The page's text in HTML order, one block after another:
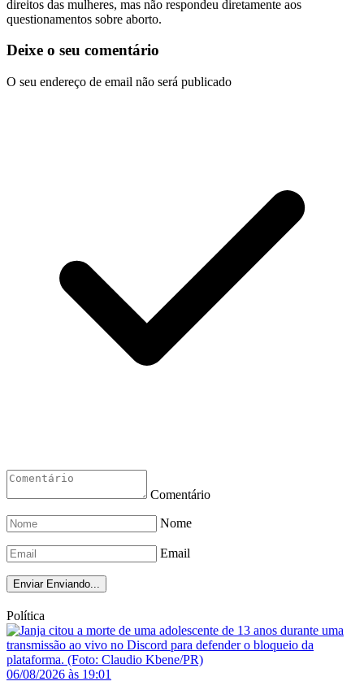
direitos das mulheres, mas não respondeu diretamente aos
questionamentos sobre aborto.
Deixe o seu comentário
O seu endereço de email não será publicado
Comentário
Nome
Email
Enviar Enviando...
Política
06/08/2026 às 19:01